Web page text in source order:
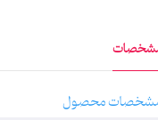
شده بهترین طراحی و
محصول